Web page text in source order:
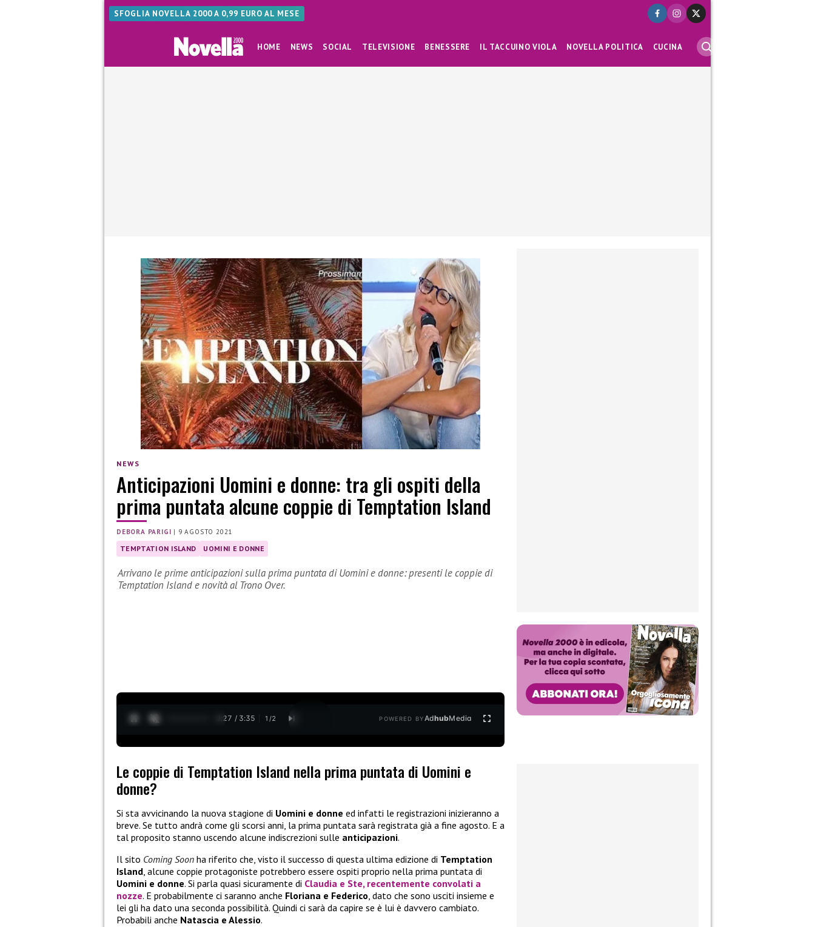
SFOGLIA NOVELLA 2000 A 0,99 EURO AL MESE
HOME NEWS SOCIAL TELEVISIONE BENESSERE IL TACCUINO VIOLA NOVELLA POLITICA CUCINA
NEWS
Anticipazioni Uomini e donne: tra gli ospiti della
prima puntata alcune coppie di Temptation Island
DEBORA PARIGI | 9 AGOSTO 2021
TEMPTATION ISLAND UOMINI E DONNE
Arrivano le prime anticipazioni sulla prima puntata di Uomini e donne: presenti le coppie di
Temptation Island e novità al Trono Over.
0:28 / 3:35 1 /2 POWERED BYAdhubMedia
Le coppie di Temptation Island nella prima puntata di Uomini e
donne?
Si sta avvicinando la nuova stagione di Uomini e donne ed infatti le registrazioni inizieranno a
breve. Se tutto andrà come gli scorsi anni, la prima puntata sarà registrata già a fine agosto. E a
tal proposito stanno uscendo alcune indiscrezioni sulle anticipazioni.
Il sito Coming Soon ha riferito che, visto il successo di questa ultima edizione di Temptation
Island, alcune coppie protagoniste potrebbero essere ospiti proprio nella prima puntata di
Uomini e donne. Si parla quasi sicuramente di Claudia e Ste, recentemente convolati a
nozze. E probabilmente ci saranno anche Floriana e Federico, dato che sono usciti insieme e
lei gli ha dato una seconda possibilità. Quindi ci sarà da capire se è lui è davvero cambiato.
Probabili anche Natascia e Alessio.